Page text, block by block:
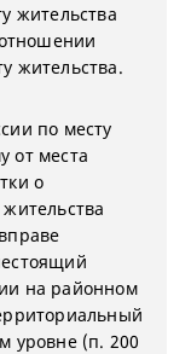
жительства
жительства.
по месту
от места
о
на районном
уровне (п. 200